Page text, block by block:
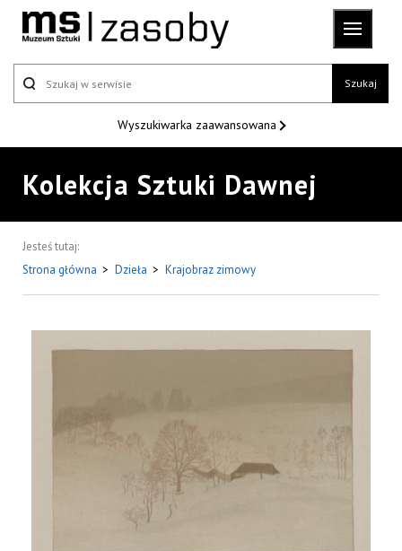
Szukaj
Wyszukiwarka zaawansowana
Kolekcja Sztuki Dawnej
Jesteś tutaj:
Strona główna > Dzieła > Krajobraz zimowy